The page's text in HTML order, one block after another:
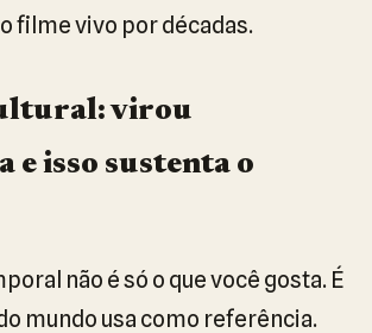
filme vivo por décadas.
virou
e isso sustenta o
não é só o que você gosta. É
mundo usa como referência.